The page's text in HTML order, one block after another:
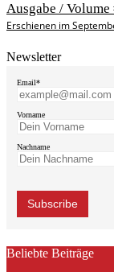
Ausgabe / Volume
Erschienen im
Newsletter
Email*
Vorname
Nachname
Beliebte Beiträge